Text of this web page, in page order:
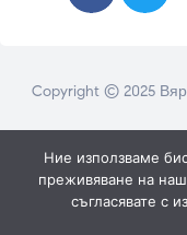
Copyright © 2025
Ние използваме
преживяване на
съгласявате с